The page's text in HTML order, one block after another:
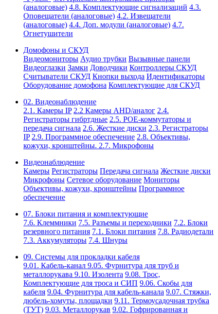
(аналоговые) 4.8. Комплектующие сигнализаций 4.3.
Оповещатели (аналоговые) 4.2. Извещатели
(аналоговые) 4.4. Доп. модули (аналоговые) 4.7.
Огнетушители
Домофоны и СКУД
Видеомониторы Аудио трубки Вызывные панели
Видеоглазки Замки Доводчики Контроллеры СКУД
Считыватели СКУД Кнопки выхода Идентификаторы
Оборудование домофона Комплектующие для СКУД
02. Видеонаблюдение
2.1. Камеры IP 2.2 Камеры AHD/аналог 2.4.
Регистраторы гибртдные 2.5. РОЕ-коммутаторы и
передача сигнала 2.6. Жесткие диски 2.3. Регистраторы
IP 2.9. Программное обеспечение 2.8. Объективы,
кожухи, кронштейны. 2.7. Микрофоны
Видеонаблюдение
Камеры Регистраторы Передача сигнала Жесткие диски
Микрофоны Сетевое оборудование Мониторы
Объективы, кожухи, кронштейны Программное
обеспечение
07. Блоки питания и комплектующие
7.6. Клеммники 7.5. Разъемы и переходники 7.2. Блоки
резервного питания 7.1. Блоки питания 7.8. Радиодетали
7.3. Аккумуляторы 7.4. Шнуры
09. Системы для прокладки кабеля
9.01. Кабель-канал 9.05. Фурнитура для труб и
металлорукава 9.10. Изолента 9.08. Трос,
Комплектующие для троса и СИП 9.06. Скобы для
кабеля 9.04. Фурнитура для кабель-канала 9.07. Стяжки,
дюбель-хомуты, площадки 9.11. Термоусадочная трубка
(ТУТ) 9.03. Металлорукав 9.02. Гофрированная и